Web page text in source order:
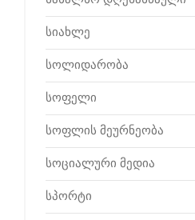
სიახლე
სოლიდარობა
სოფელი
სოფლის მეურნეობა
სოციალური მედია
სპორტი